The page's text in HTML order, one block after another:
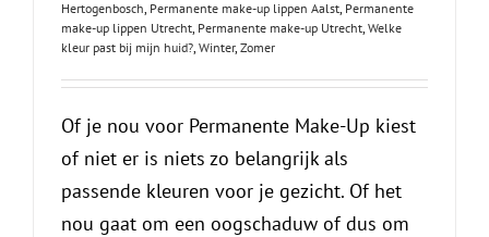
Hertogenbosch Permanente make-up lippen Aalst Permanente
make-up lippen Utrecht Permanente make-up Utrecht Welke
kleur past bij mijn huid? Winter, Zomer
Of je nou voor Permanente Make-Up kiest
of niet er is niets zo belangrijk als
passende kleuren voor je gezicht. Of het
nou gaat om een oogschaduw of dus om